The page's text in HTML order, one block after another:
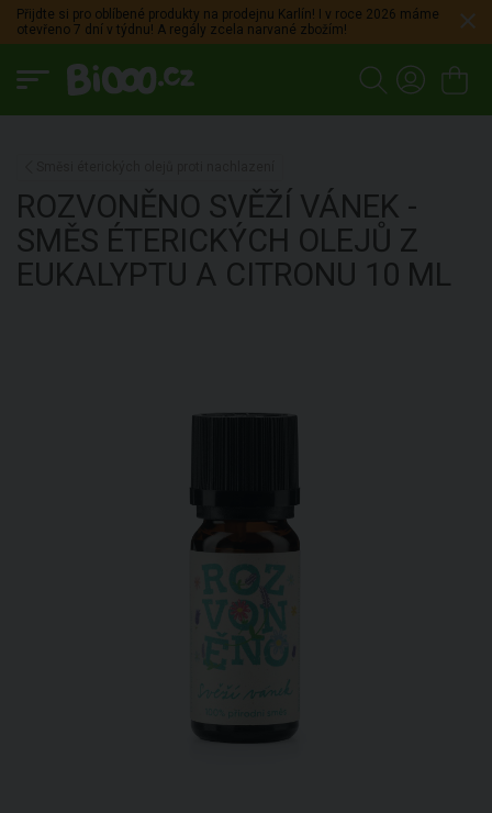
Přijdte si pro oblíbené produkty na prodejnu Karlín! I v roce 2026 máme
otevřeno 7 dní v týdnu! A regály zcela narvané zbožím!
ROZVONĚNO SVĚŽÍ VÁNEK -
SMĚS ÉTERICKÝCH OLEJŮ Z
EUKALYPTU A CITRONU 10 ML